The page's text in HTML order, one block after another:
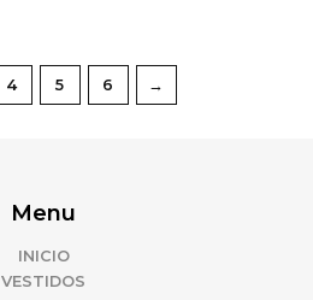
4 5 6 →
Menu
INICIO
VESTIDOS